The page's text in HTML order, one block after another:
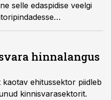
selle edaspidise veelgi
muutunud
hinnalangus
ehitussektor piidleb
kinnisvarasektorit.